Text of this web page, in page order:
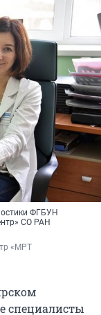
ФГБУН
СО РАН
«МРТ
специалисты